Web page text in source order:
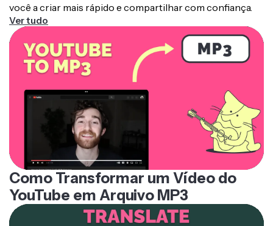
você a criar mais rápido e compartilhar com confiança.
Ver tudo
Como Transformar um Vídeo do
YouTube em Arquivo MP3